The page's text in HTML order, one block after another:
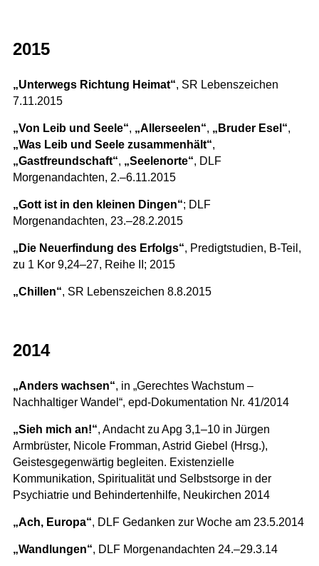
2015
„Unterwegs Richtung Heimat“, SR Lebenszeichen
7.11.2015
„Von Leib und Seele“, „Allerseelen“, „Bruder Esel“,
„Was Leib und Seele zusammenhält“,
„Gastfreundschaft“, „Seelenorte“, DLF
Morgenandachten, 2.–6.11.2015
„Gott ist in den kleinen Dingen“; DLF
Morgenandachten, 23.–28.2.2015
„Die Neuerfindung des Erfolgs“, Predigtstudien, B-Teil,
zu 1 Kor 9,24–27, Reihe II; 2015
„Chillen“, SR Lebenszeichen 8.8.2015
2014
„Anders wachsen“, in „Gerechtes Wachstum –
Nachhaltiger Wandel“, epd-Dokumentation Nr. 41/2014
„Sieh mich an!“, Andacht zu Apg 3,1–10 in Jürgen
Armbrüster, Nicole Fromman, Astrid Giebel (Hrsg.),
Geistesgegenwärtig begleiten. Existenzielle
Kommunikation, Spiritualität und Selbstsorge in der
Psychiatrie und Behindertenhilfe, Neukirchen 2014
„Ach, Europa“, DLF Gedanken zur Woche am 23.5.2014
„Wandlungen“, DLF Morgenandachten 24.–29.3.14